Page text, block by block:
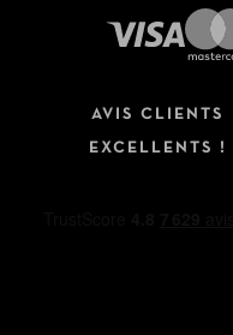
AVIS CLIENTS
EXCELLENTS !